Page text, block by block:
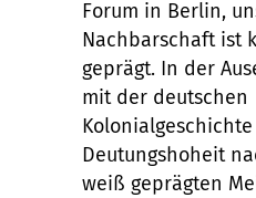
Forum in Berlin,
Nachbarschaft ist
geprägt. In der
mit der deutschen
Deutungshoheit
weiß geprägten